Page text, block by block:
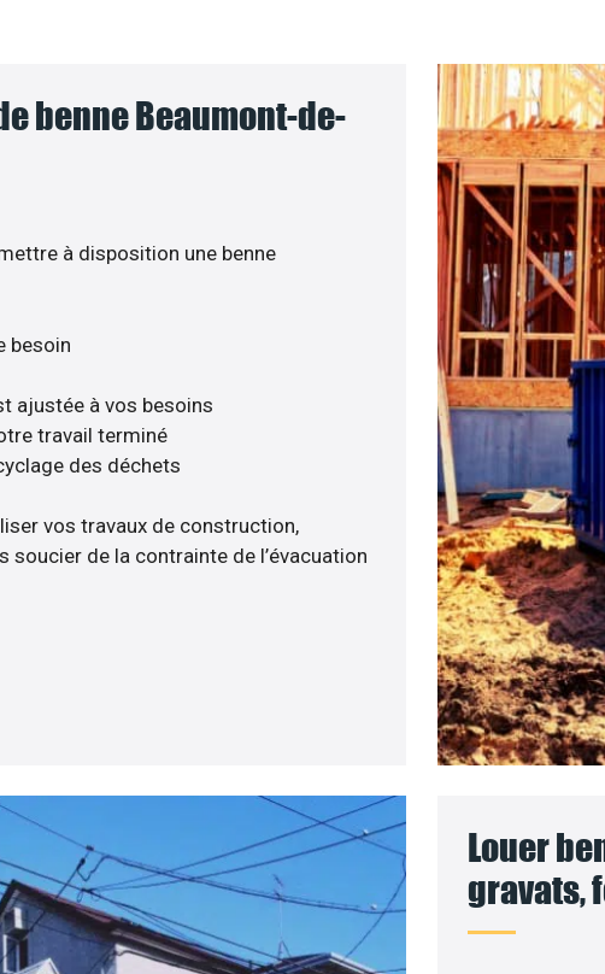
benne Beaumont-de-
à disposition une benne
besoin
ajustée à vos besoins
travail terminé
des déchets
vos travaux de construction,
de la contrainte de l’évacuation
Louer
gravats,